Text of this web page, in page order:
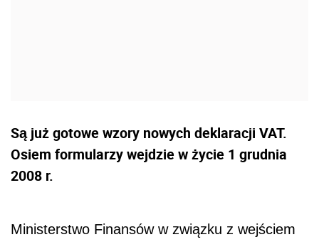
Są już gotowe wzory nowych deklaracji VAT.
Osiem formularzy wejdzie w życie 1 grudnia
2008 r.
Ministerstwo Finansów w związku z wejściem